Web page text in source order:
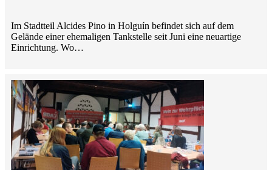
Im Stadtteil Alcides Pino in Holguín befindet sich auf dem
Gelände einer ehemaligen Tankstelle seit Juni eine neuartige
Einrichtung. Wo…